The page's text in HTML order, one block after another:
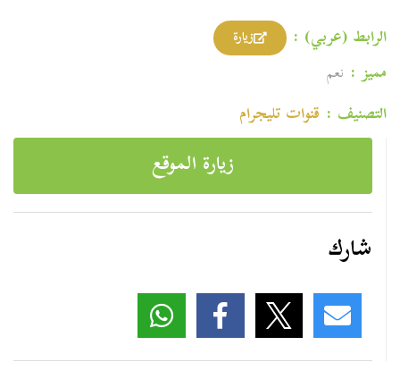
الرابط (عربي) :
زيارة
مميز : نعم
التصنيف : قنوات تليجرام
زيارة الموقع
شارك